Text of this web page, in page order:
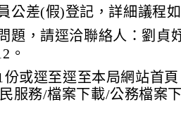
公差(假)登記，詳細議程如
題，請逕洽聯絡人：劉貞
。
或逕至逕至本局網站首
服務/檔案下載/公務檔案